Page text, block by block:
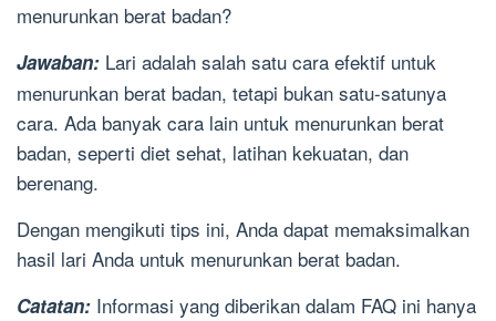
menurunkan berat badan?
Jawaban: Lari adalah salah satu cara efektif untuk
menurunkan berat badan, tetapi bukan satu-satunya
cara. Ada banyak cara lain untuk menurunkan berat
badan, seperti diet sehat, latihan kekuatan, dan
berenang.
Dengan mengikuti tips ini, Anda dapat memaksimalkan
hasil lari Anda untuk menurunkan berat badan.
Catatan: Informasi yang diberikan dalam FAQ ini hanya